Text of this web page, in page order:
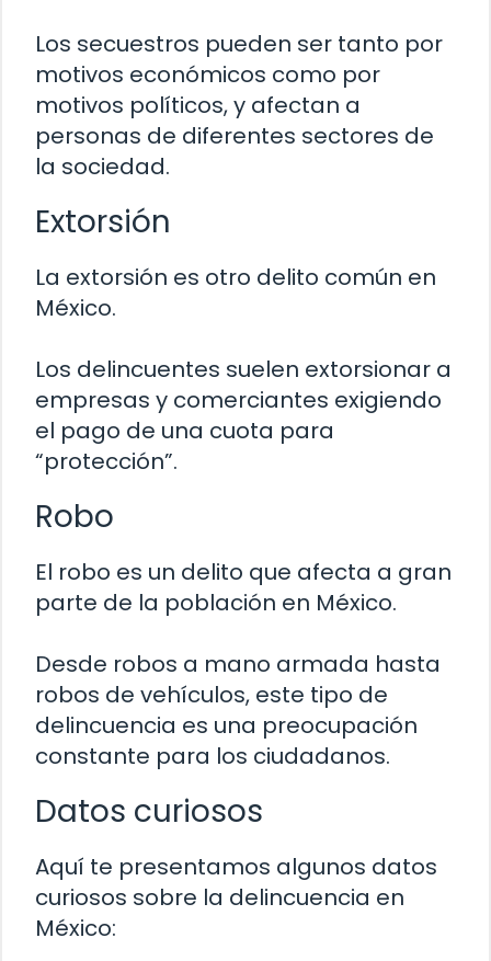
Los secuestros pueden ser tanto por
motivos económicos como por
motivos políticos, y afectan a
personas de diferentes sectores de
la sociedad.
Extorsión
La extorsión es otro delito común en
México.
Los delincuentes suelen extorsionar a
empresas y comerciantes exigiendo
el pago de una cuota para
“protección”.
Robo
El robo es un delito que afecta a gran
parte de la población en México.
Desde robos a mano armada hasta
robos de vehículos, este tipo de
delincuencia es una preocupación
constante para los ciudadanos.
Datos curiosos
Aquí te presentamos algunos datos
curiosos sobre la delincuencia en
México: